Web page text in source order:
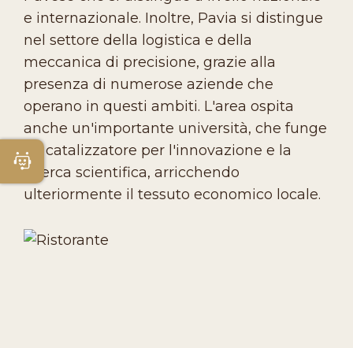
e internazionale. Inoltre, Pavia si distingue
nel settore della logistica e della
meccanica di precisione, grazie alla
presenza di numerose aziende che
operano in questi ambiti. L'area ospita
anche un'importante università, che funge
da catalizzatore per l'innovazione e la
ricerca scientifica, arricchendo
ulteriormente il tessuto economico locale.